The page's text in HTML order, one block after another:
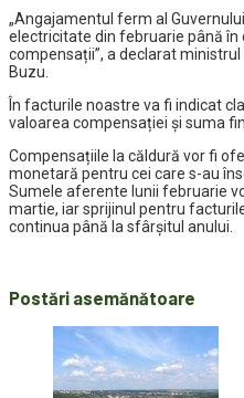
„Angajamentul ferm al
electricitate din februarie până
compensații”, a declarat
Buzu.
În facturile noastre va fi indicat
valoarea compensației și suma
Compensațiile la căldură vor fi
monetară pentru cei care s-au
Sumele aferente lunii februarie
martie, iar sprijinul pentru
continua până la sfârșitul anului.
Postări asemănătoare